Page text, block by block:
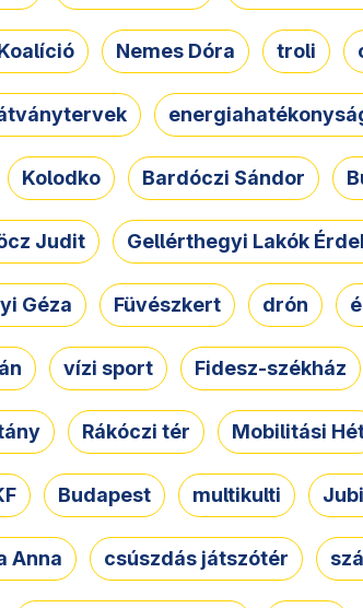
Nemes Dóra troli
Kolodko Bardóczi Sándor
Judit Gellérthegyi Lakók
Géza Füvészkert drón
vízi sport Fidesz-székház
Rákóczi tér Mobilitási
Budapest multikulti
Anna csúszdás játszótér